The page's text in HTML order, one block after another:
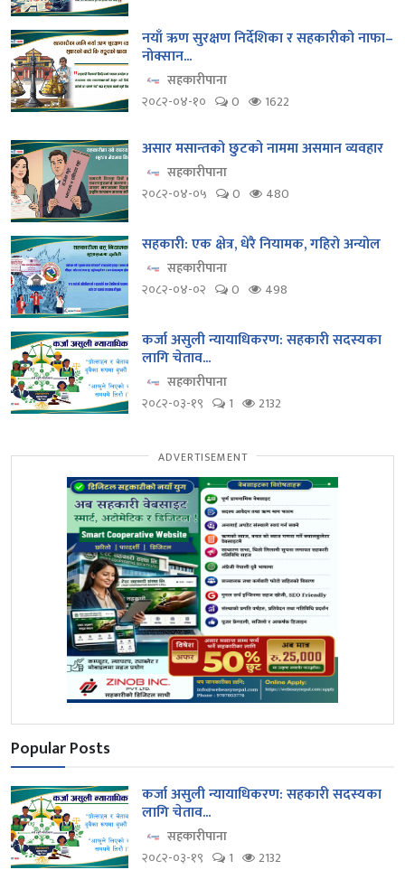
नयाँ ऋण सुरक्षण निर्देशिका र सहकारीको नाफा–
नोक्सान...
सहकारीपाना
२०८२-०४-१०
0 1622
असार मसान्तको छुटको नाममा असमान व्यवहार
सहकारीपाना
२०८२-०४-०५
0 480
सहकारी: एक क्षेत्र, धेरै नियामक, गहिरो अन्योल
सहकारीपाना
२०८२-०४-०२
0 498
कर्जा असुली न्यायाधिकरण: सहकारी सदस्यका
लागि चेताव...
सहकारीपाना
२०८२-०३-१९
1 2132
ADVERTISEMENT
Popular Posts
कर्जा असुली न्यायाधिकरण: सहकारी सदस्यका
लागि चेताव...
सहकारीपाना
२०८२-०३-१९
1 2132